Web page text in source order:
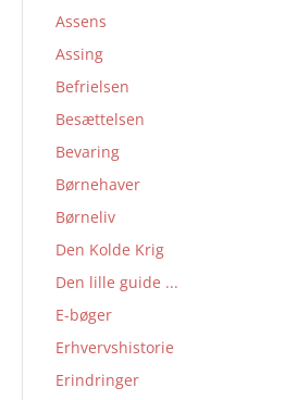
Assens
Assing
Befrielsen
Besættelsen
Bevaring
Børnehaver
Børneliv
Den Kolde Krig
Den lille guide ...
E-bøger
Erhvervshistorie
Erindringer